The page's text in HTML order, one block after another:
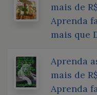
mais de
Aprenda
mais que
Aprenda
mais de
Aprenda